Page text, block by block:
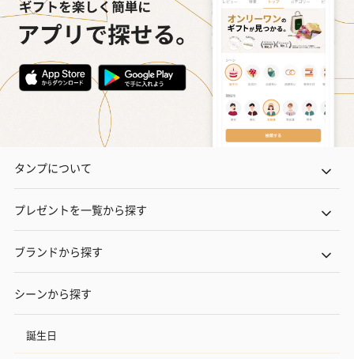
タンプについて
プレゼントを一覧から探す
ブランドから探す
シーンから探す
誕生日